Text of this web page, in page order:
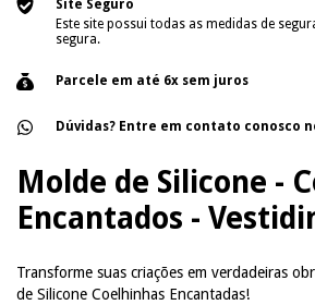
Site Seguro
Este site possui todas as medidas de
segura.
Parcele em até 6x sem juros
Dúvidas? Entre em contato conosco
Molde de Silicone -
Encantados -
Transforme suas criações em verdadeiras
de Silicone Coelhinhas Encantadas!